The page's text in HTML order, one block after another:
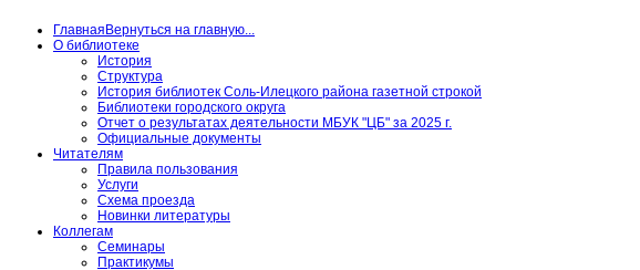
Главная Вернуться на главную...
О библиотеке
История
Структура
История библиотек Соль-Илецкого района газетной строкой
Библиотеки городского округа
Отчет о результатах деятельности МБУК "ЦБ" за 2025 г.
Официальные документы
Читателям
Правила пользования
Услуги
Схема проезда
Новинки литературы
Коллегам
Семинары
Практикумы